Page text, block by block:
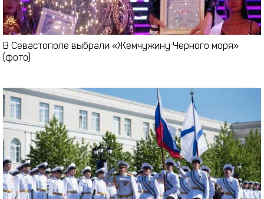
В Севастополе выбрали «Жемчужину Черного моря»
(фото)